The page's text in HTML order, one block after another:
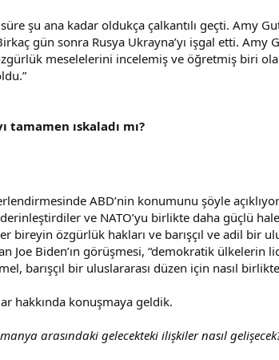
şu ana kadar oldukça çalkantılı geçti. Amy
gün sonra Rusya Ukrayna’yı işgal etti.
meselelerini incelemiş ve öğretmiş biri
tamamen ıskaladı mı?
ABD’nin konumunu şöyle
ve NATO’yu birlikte daha güçlü
bireyin özgürlük hakları ve barışçıl ve adil bir
Joe Biden’ın görüşmesi, “demokratik ülkelerin
barışçıl bir uluslararası düzen için nasıl
hakkında konuşmaya geldik.
arasındaki gelecekteki ilişkiler nasıl